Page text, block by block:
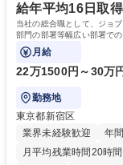
給年平均16日取
当社の総合職として、ジョ
部門の部署等幅広い部署で
ております！ ※下記業務詳細
月給
22万1500円～30万
勤務地
東京都新宿区
業界未経験歓迎
年
月平均残業時間20時